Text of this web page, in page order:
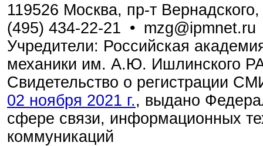
119526 Москва, пр-т
(495) 434-22-21 • mzg@ipmnet.ru
Учредители: Российская
механики им. А.Ю. Ишлинского
Свидетельство о регистрации
02 ноября 2021 г., выдано
сфере связи, информационных
коммуникаций